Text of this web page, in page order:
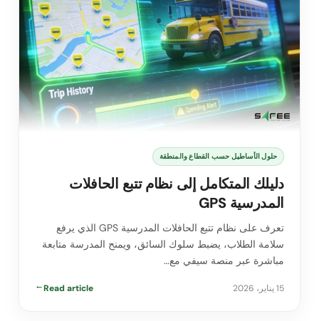
حلول الأساطيل حسب القطاع والمنطقة
دليلك المتكامل إلى نظام تتبع الحافلات
المدرسية GPS
تعرف على نظام تتبع الحافلات المدرسية GPS الذي يرفع
سلامة الطلاب، يضبط سلوك السائق، ويمنح المدرسة متابعة
مباشرة عبر منصة سيفي مع…
15 يناير، 2026 Read article
→